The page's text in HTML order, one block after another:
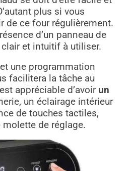
plus si vous
de ce four régulièrement.
d’un panneau de
et intuitif à utiliser.
une programmation
facilitera la tâche au
appréciable d’avoir un
un éclairage intérieur
de touches tactiles,
molette de réglage.